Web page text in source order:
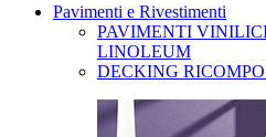
Pavimenti e Rivestimenti
PAVIMENTI
LINOLEUM
DECKING